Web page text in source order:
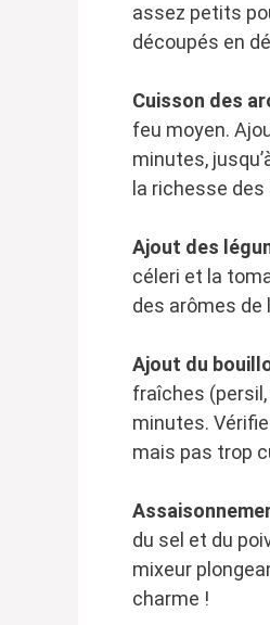
assez petits
découpés en
Cuisson des
feu moyen.
minutes,
la richesse
Ajout des
céleri et la
des arômes de
Ajout du
fraîches
minutes.
mais pas trop
du sel et du
mixeur
charme !